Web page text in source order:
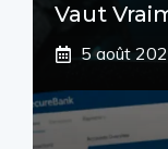
Vaut
5 août